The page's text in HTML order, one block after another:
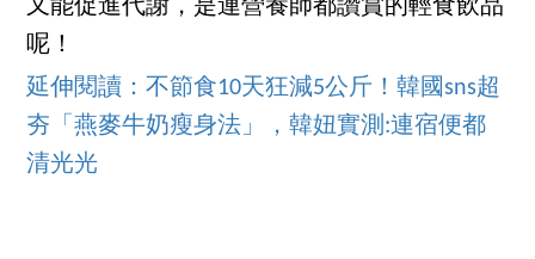
又能促進代謝，是連營養師都讚賞的輕食飲品
呢！
延伸閱讀：不節食10天狂減5公斤！韓國sns超
夯「燕麥牛奶瘦身法」，韓妞實測:連宿便都
清光光